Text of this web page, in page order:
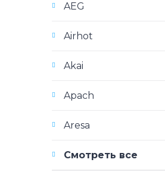
AEG
Airhot
Akai
Apach
Aresa
Смотреть все